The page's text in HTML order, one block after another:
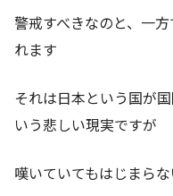
警戒すべきなのと、一
れます
それは日本という国が
いう悲しい現実ですが
嘆いていてもはじまらな